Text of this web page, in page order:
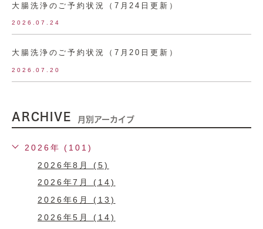
大腸洗浄のご予約状況（7月24日更新）
2026.07.24
大腸洗浄のご予約状況（7月20日更新）
2026.07.20
ARCHIVE 月別アーカイブ
2026年 (101)
2026年8月 (5)
2026年7月 (14)
2026年6月 (13)
2026年5月 (14)